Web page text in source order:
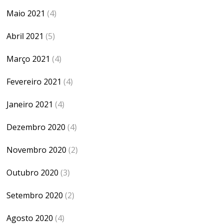
Maio 2021 (4)
Abril 2021 (5)
Março 2021 (4)
Fevereiro 2021 (4)
Janeiro 2021 (4)
Dezembro 2020 (4)
Novembro 2020 (2)
Outubro 2020 (3)
Setembro 2020 (2)
Agosto 2020 (4)